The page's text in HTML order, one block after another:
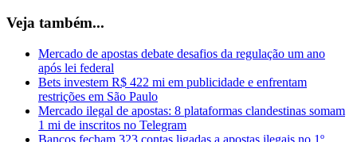
Veja também...
Mercado de apostas debate desafios da regulação um ano
após lei federal
Bets investem R$ 422 mi em publicidade e enfrentam
restrições em São Paulo
Mercado ilegal de apostas: 8 plataformas clandestinas somam
1 mi de inscritos no Telegram
Bancos fecham 323 contas ligadas a apostas ilegais no 1º